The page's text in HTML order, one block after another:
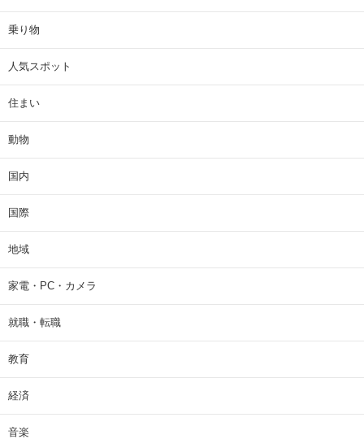
乗り物
人気スポット
住まい
動物
国内
国際
地域
家電・PC・カメラ
就職・転職
教育
経済
音楽